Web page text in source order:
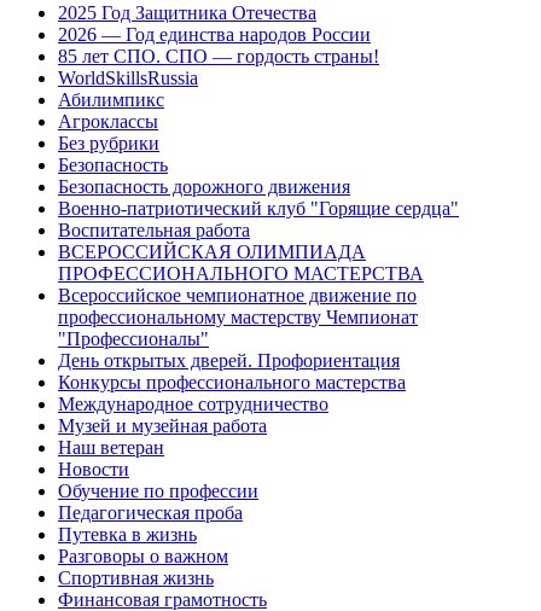
2025 Год Защитника Отечества
2026 — Год единства народов России
85 лет СПО. СПО — гордость страны!
WorldSkillsRussia
Абилимпикс
Агроклассы
Без рубрики
Безопасность
Безопасность дорожного движения
Военно-патриотический клуб "Горящие сердца"
Воспитательная работа
ВСЕРОССИЙСКАЯ ОЛИМПИАДА
ПРОФЕССИОНАЛЬНОГО МАСТЕРСТВА
Всероссийское чемпионатное движение по
профессиональному мастерству Чемпионат
"Профессионалы"
День открытых дверей. Профориентация
Конкурсы профессионального мастерства
Международное сотрудничество
Музей и музейная работа
Наш ветеран
Новости
Обучение по профессии
Педагогическая проба
Путевка в жизнь
Разговоры о важном
Спортивная жизнь
Финансовая грамотность